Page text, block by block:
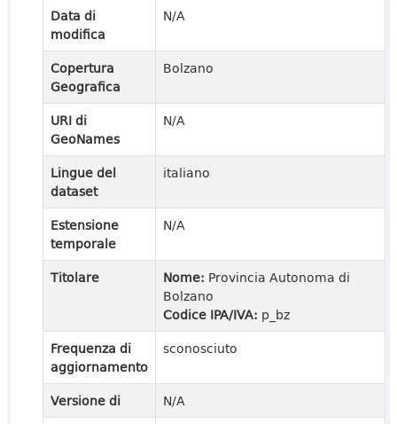
Data di
modifica
N/A
Copertura
Geografica
Bolzano
URI di
GeoNames
N/A
Lingue del
dataset
italiano
Estensione
temporale
N/A
Titolare Nome: Provincia Autonoma di
Bolzano
Codice IPA/IVA: p_bz
Frequenza di
aggiornamento
sconosciuto
Versione di
N/A